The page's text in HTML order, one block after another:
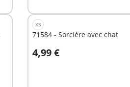
XS
71584 - Sorcière avec chat
4,99 €